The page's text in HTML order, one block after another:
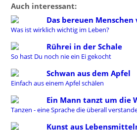
Auch interessant:
Das bereuen Menschen
Was ist wirklich wichtig im Leben?
Rührei in der Schale
So hast Du noch nie ein Ei gekocht
Schwan aus dem Apfel
Einfach aus einem Apfel schälen
Ein Mann tanzt um die
Tanzen - eine Sprache die überall
Kunst aus